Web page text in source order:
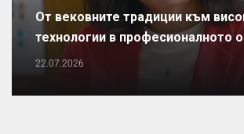
От вековните традиции към
технологии в професионалното
22.07.2026